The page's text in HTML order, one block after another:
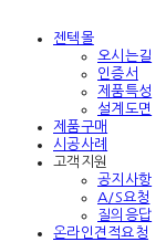
젠텍몰
오시는길
인증서
제품특성
설계도면
제품구매
시공사례
고객지원
공지사항
A/S요청
질의응답
온라인견적요청